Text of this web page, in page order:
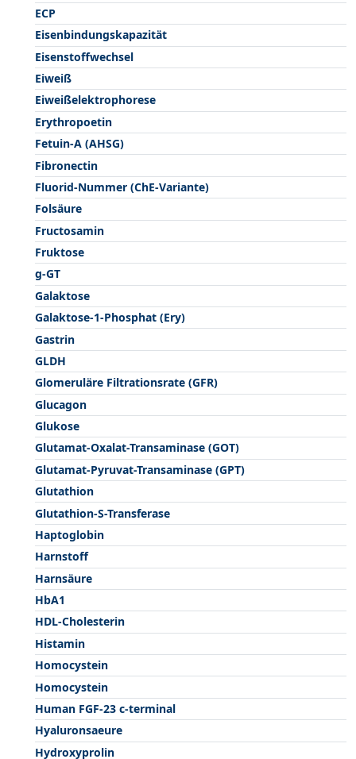
ECP
Eisenbindungskapazität
Eisenstoffwechsel
Eiweiß
Eiweißelektrophorese
Erythropoetin
Fetuin-A (AHSG)
Fibronectin
Fluorid-Nummer (ChE-Variante)
Folsäure
Fructosamin
Fruktose
g-GT
Galaktose
Galaktose-1-Phosphat (Ery)
Gastrin
GLDH
Glomeruläre Filtrationsrate (GFR)
Glucagon
Glukose
Glutamat-Oxalat-Transaminase (GOT)
Glutamat-Pyruvat-Transaminase (GPT)
Glutathion
Glutathion-S-Transferase
Haptoglobin
Harnstoff
Harnsäure
HbA1
HDL-Cholesterin
Histamin
Homocystein
Homocystein
Human FGF-23 c-terminal
Hyaluronsaeure
Hydroxyprolin